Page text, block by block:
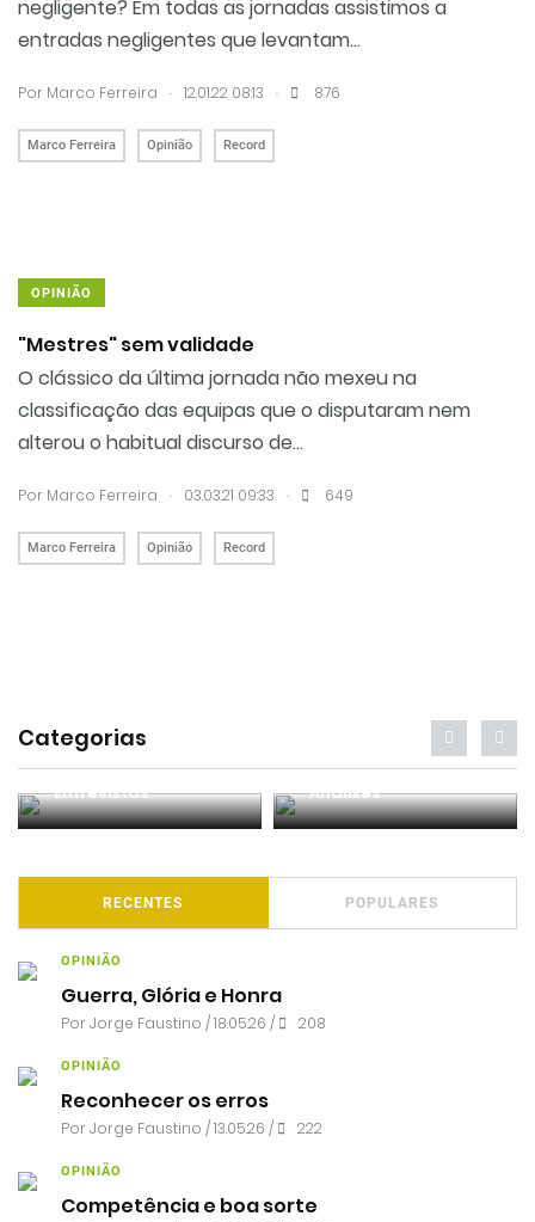
negligente? Em todas as jornadas assistimos a
entradas negligentes que levantam...
Por Marco Ferreira . 12.01.22 08:13 . 876
Marco Ferreira Opinião Record
OPINIÃO
"Mestres" sem validade
O clássico da última jornada não mexeu na
classificação das equipas que o disputaram nem
alterou o habitual discurso de...
Por Marco Ferreira . 03.03.21 09:33 . 649
Marco Ferreira Opinião Record
Categorias
Entrevistas Análises
RECENTES POPULARES
OPINIÃO
Guerra, Glória e Honra
PorJorge Faustino / 18.05.26 / 208
OPINIÃO
Reconhecer os erros
PorJorge Faustino / 13.05.26 / 222
OPINIÃO
Competência e boa sorte